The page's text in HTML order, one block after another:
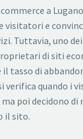
a
e
Tuttavia, uno
di siti
tasso di
verifica quando i
poi decidono di
il sito.